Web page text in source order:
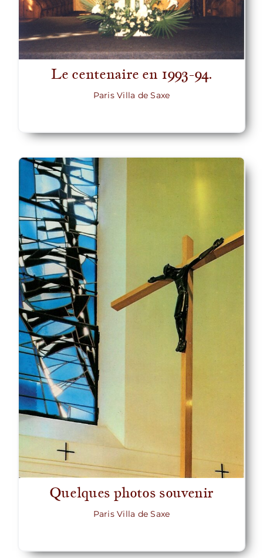
Le centenaire en 1993-94.
Paris Villa de Saxe
Quelques photos souvenir
Paris Villa de Saxe